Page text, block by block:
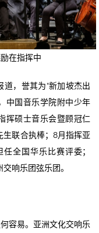
在指挥中
，誉其为“新加坡杰出
中国音乐学院附中少年
挥硕士音乐会暨顾冠仁
联合执棒；8月指挥亚
全国华乐比赛评委；
响乐团弦乐团。
容易。亚洲文化交响乐